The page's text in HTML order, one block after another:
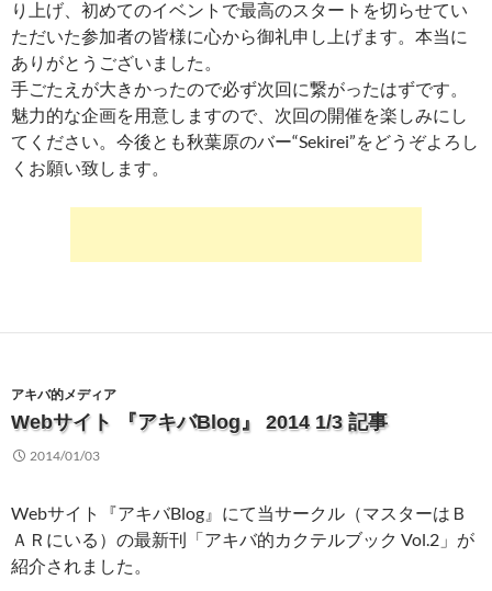
り上げ、初めてのイベントで最高のスタートを切らせてい
ただいた参加者の皆様に心から御礼申し上げます。本当に
ありがとうございました。
手ごたえが大きかったので必ず次回に繋がったはずです。
魅力的な企画を用意しますので、次回の開催を楽しみにし
てください。今後とも秋葉原のバー“Sekirei”をどうぞよろし
くお願い致します。
アキバ的メディア
Webサイト 『アキバBlog』 2014 1/3 記事
2014/01/03
Webサイト『アキバBlog』にて当サークル（マスターはＢ
ＡＲにいる）の最新刊「アキバ的カクテルブック Vol.2」が
紹介されました。